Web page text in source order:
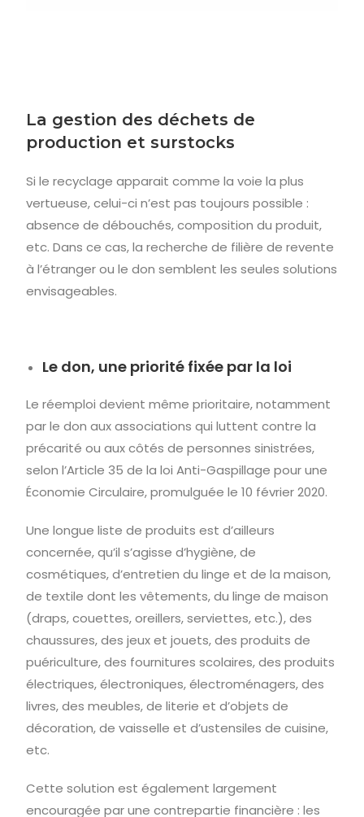
La gestion des déchets de
production et surstocks
Si le recyclage apparait comme la voie la plus
vertueuse, celui-ci n’est pas toujours possible :
absence de débouchés, composition du produit,
etc. Dans ce cas, la recherche de filière de revente
à l’étranger ou le don semblent les seules solutions
envisageables.
Le don, une priorité fixée par la loi
Le réemploi devient même prioritaire, notamment
par le don aux associations qui luttent contre la
précarité ou aux côtés de personnes sinistrées,
selon l’Article 35 de la loi Anti-Gaspillage pour une
Économie Circulaire, promulguée le 10 février 2020.
Une longue liste de produits est d’ailleurs
concernée, qu’il s’agisse d’hygiène, de
cosmétiques, d’entretien du linge et de la maison,
de textile dont les vêtements, du linge de maison
(draps, couettes, oreillers, serviettes, etc.), des
chaussures, des jeux et jouets, des produits de
puériculture, des fournitures scolaires, des produits
électriques, électroniques, électroménagers, des
livres, des meubles, de literie et d’objets de
décoration, de vaisselle et d’ustensiles de cuisine,
etc.
Cette solution est également largement
encouragée par une contrepartie financière : les